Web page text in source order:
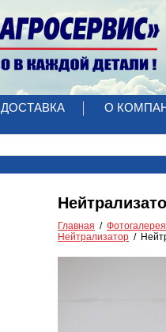
ДОСТАВКА О
Главная
Фотогалерея
Нейтрализатор